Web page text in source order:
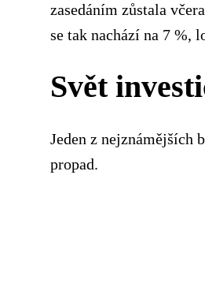
zasedáním zůstala
se tak nachází na 7 %,
Svět
Jeden z nejznámějších
propad.